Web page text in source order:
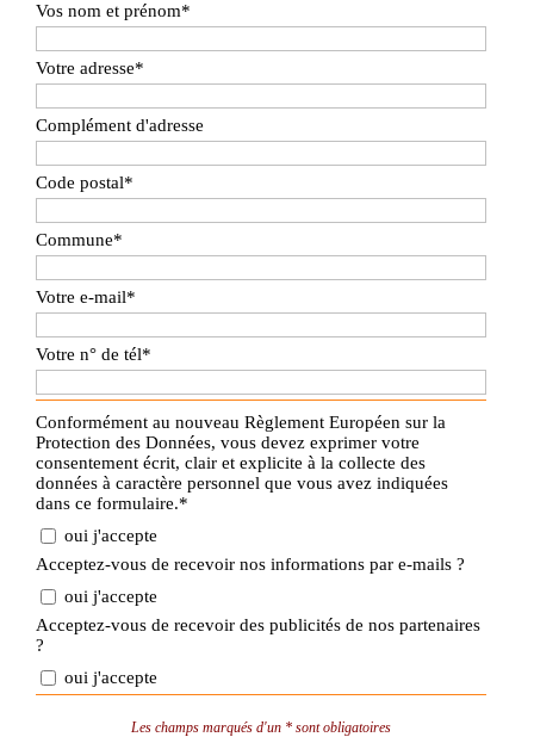
Vos nom et prénom*
Votre adresse*
Complément d'adresse
Code postal*
Commune*
Votre e-mail*
Votre n° de tél*
Conformément au nouveau Règlement Européen sur la
Protection des Données, vous devez exprimer votre
consentement écrit, clair et explicite à la collecte des
données à caractère personnel que vous avez indiquées
dans ce formulaire.*
oui j'accepte
Acceptez-vous de recevoir nos informations par e-mails ?
oui j'accepte
Acceptez-vous de recevoir des publicités de nos partenaires
?
oui j'accepte
Les champs marqués d'un * sont obligatoires